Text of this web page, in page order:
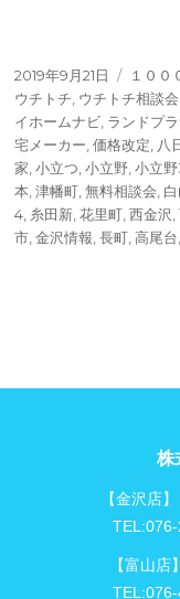
投
稿
日:
2019年9月21日
タ
グ
１００
ウチトチ ウチトチ相談会
イホームナビ ランドプ
宅メーカー ,価格改定 八
家 ,小立つ ,小立野 ,小立
本 ,津幡町 ,無料相談会
4 糸田新 ,花里町 ,西金沢 ,
市 ,金沢情報 ,長町 ,高尾台
株
【金沢店
【富山